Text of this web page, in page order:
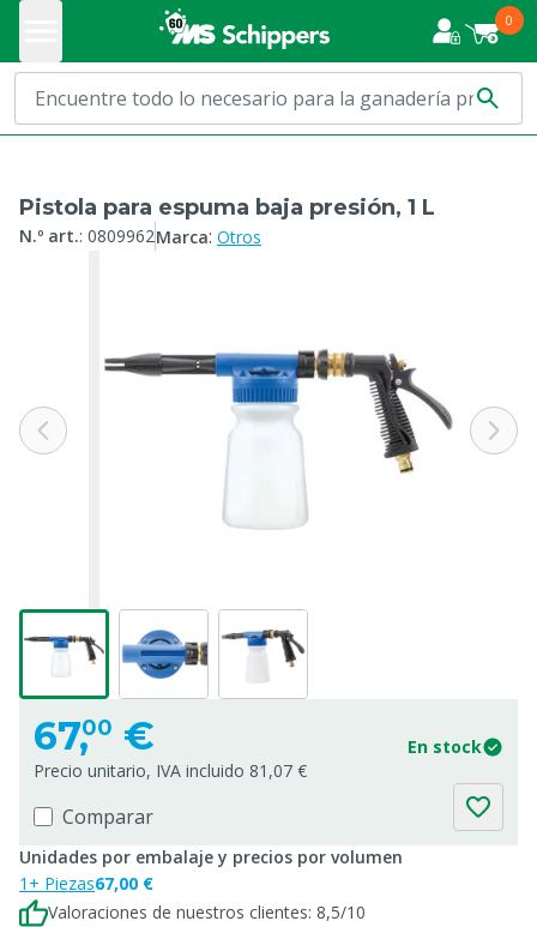
0
Pistola para espuma baja presión, 1 L
N.º art.: 0809962Marca: Otros
67,00 €
En stock
Precio unitario, IVA incluido 81,07 €
Comparar
Unidades por embalaje y precios por volumen
1+ Piezas67,00 €
Valoraciones de nuestros clientes: 8,5/10